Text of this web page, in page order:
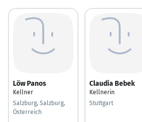
Löw Panos
Kellner
Salzburg, Salzburg,
Österreich
Claudia Bebek
Kellnerin
Stuttgart